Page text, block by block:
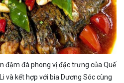
đậm đà phong vị đặc trưng của Quế
và kết hợp với bia Dương Sóc cùng